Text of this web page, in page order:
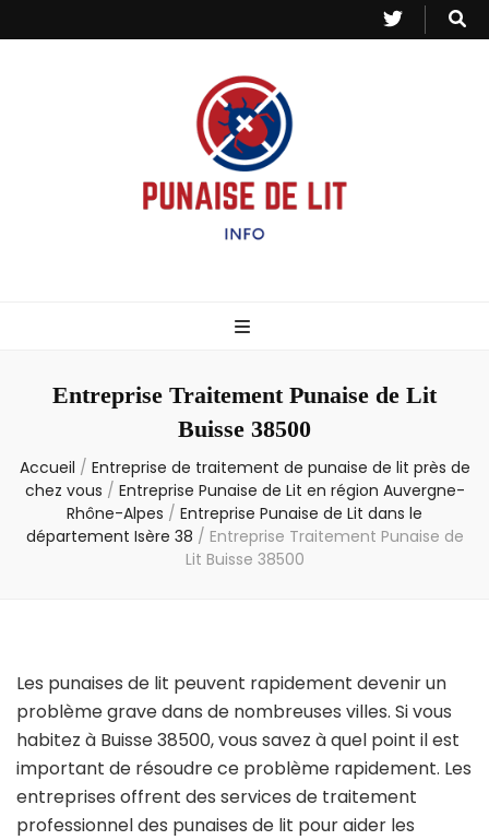
– Info
Entreprise Traitement Punaise de Lit
Buisse 38500
Accueil / Entreprise de traitement de punaise de lit près de
chez vous / Entreprise Punaise de Lit en région Auvergne-
Rhône-Alpes / Entreprise Punaise de Lit dans le
département Isère 38 / Entreprise Traitement Punaise de
Lit Buisse 38500
Les punaises de lit peuvent rapidement devenir un
problème grave dans de nombreuses villes. Si vous
habitez à Buisse 38500, vous savez à quel point il est
important de résoudre ce problème rapidement. Les
entreprises offrent des services de traitement
professionnel des punaises de lit pour aider les